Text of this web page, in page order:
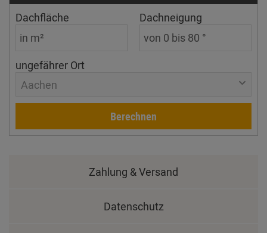
Dachfläche Dachneigung
ungefährer Ort
Aachen
Berechnen
Zahlung & Versand
Datenschutz